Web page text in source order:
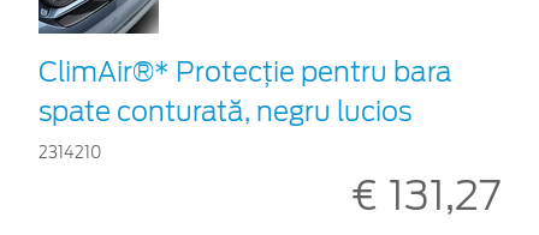
ClimAir®* Protecţie pentru bara
spate conturată, negru lucios
2314210
€ 131,27